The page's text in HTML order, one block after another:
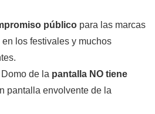
público para las marcas
los festivales y muchos
de la pantalla NO tiene
pantalla envolvente de la